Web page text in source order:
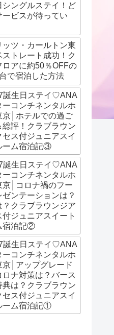
シングルステイ！ど
ービスが待ってい
ッツ・カールトン東
ストレート成功！ク
ロアに約50％OFFの
で宿泊した方法
誕生日ステイ♡ANA
ーコンチネンタルホ
京│ホテルでの過ご
総評！クラブラウン
セス付ジュニアスイ
ーム宿泊記③
誕生日ステイ♡ANA
ーコンチネンタルホ
京│コロナ禍のフー
ゼンテーションは？
？クラブラウンジア
付ジュニアスイート
宿泊記②
誕生日ステイ♡ANA
ーコンチネンタルホ
京│アップグレード
ロナ対策は？バース
典は？クラブラウン
セス付ジュニアスイ
ーム宿泊記①